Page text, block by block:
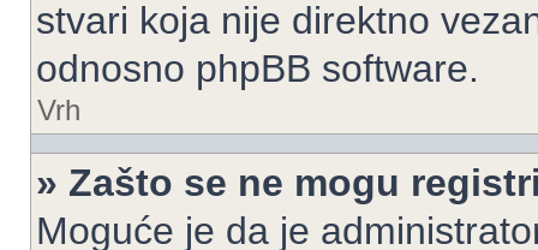
stvari koja nije direktno
odnosno phpBB software.
Vrh
» Zašto se ne mogu
Moguće je da je